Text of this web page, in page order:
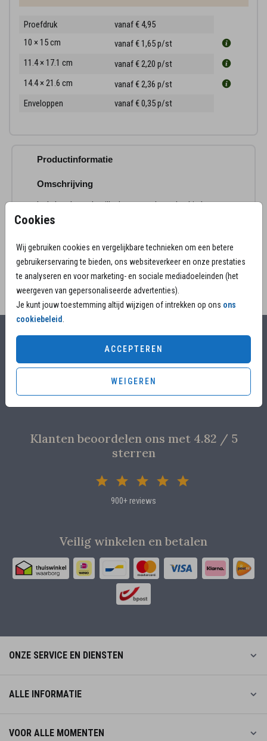
Cookies
Wij gebruiken cookies en vergelijkbare technieken om een betere
gebruikerservaring te bieden, ons websiteverkeer en onze prestaties
te analyseren en voor marketing- en sociale mediadoeleinden (het
weergeven van gepersonaliseerde advertenties).
Je kunt jouw toestemming altijd wijzigen of intrekken op ons ons
cookiebeleid
ACCEPTEREN
WEIGEREN
Proefdruk
vanaf € 4,95
10 × 15 cm
vanaf € 1,65p/st
11.4 × 17.1 cm
vanaf € 2,20 p/st
14.4 × 21.6 cm
vanaf € 2,36 p/st
Enveloppen
vanaf € 0,35p/st
Productinformatie
Omschrijving
In de koude, vaak stille dagen van december bieden
rouw bedankkaartjes warmte en licht, kies voor dit
Alles voor jouw moment
Overleg met designers van de ontwerpstudio
Proefdruk voor €4,95
Klanten beoordelen ons met 4.82 / 5
sterren
900+ reviews
Veilig winkelen en betalen
ONZE SERVICE EN DIENSTEN
ALLE INFORMATIE
VOOR ALLE MOMENTEN